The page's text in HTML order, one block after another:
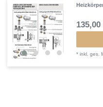
135,00
*inkl. ges.